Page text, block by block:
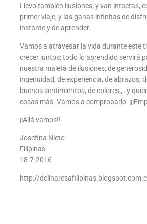
Llevo también ilusiones, y van intactas,
primer viaje, y las ganas infinitas de
instante y de aprender.
Vamos a atravesar la vida durante este
crecer juntos; todo lo aprendido servirá
nuestra maleta de ilusiones, de
ingenuidad, de experiencia, de abrazos,
buenos sentimientos, de colores,,…y
cosas más. Vamos a comprobarlo:
¡¡Allá vamos!!
Josefina Nieto
Filipinas
18-7-2016
http://